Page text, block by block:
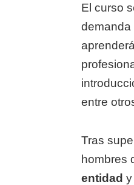
El curso
entre
Tras
hombres
entidad